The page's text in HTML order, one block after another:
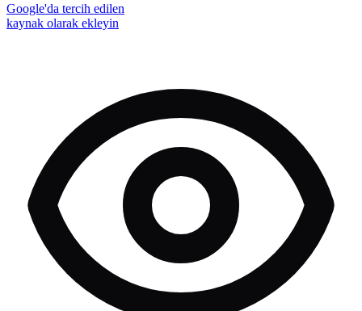
Google'da tercih edilen
kaynak olarak ekleyin